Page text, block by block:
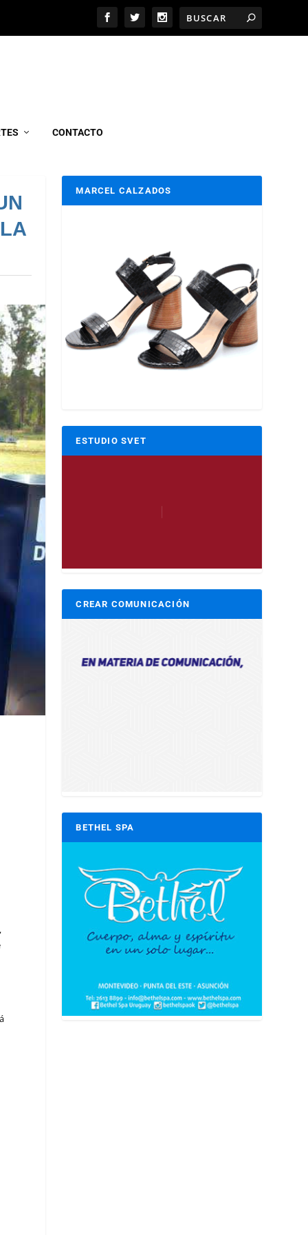
CONTACTO
MARCEL CALZADOS
ESTUDIO SVET
CREAR COMUNICACIÓN
BETHEL SPA